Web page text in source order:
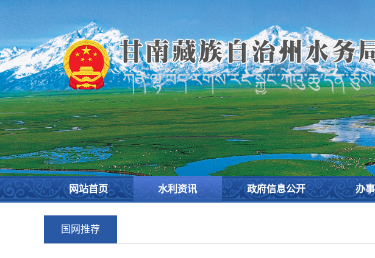
欢
迎
进
入
甘
南
藏
族
自
治
州
水
务
局,
网站首页 水利资讯 政府信息公开 办
国网推荐